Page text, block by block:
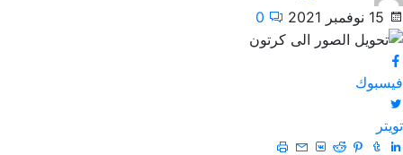
15 نوفمبر 2021
0
فيسبوك
تويتر